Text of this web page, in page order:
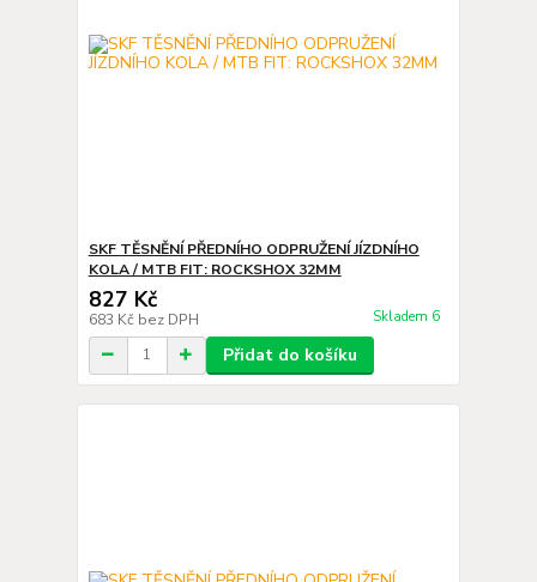
SKF TĚSNĚNÍ PŘEDNÍHO ODPRUŽENÍ JÍZDNÍHO
KOLA / MTB FIT: ROCKSHOX 32MM
827 Kč
683 Kč bez DPH Skladem 6
Přidat do košíku